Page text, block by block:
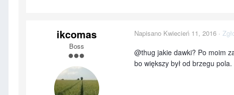
ikcomas
Boss
Napisano Kwiecień 11, 2016 ·
@thug jakie dawki? Po moim
bo większy był od brzegu